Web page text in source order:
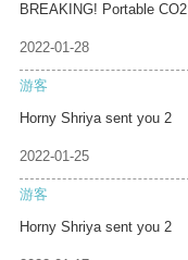
BREAKING! Portable CO2
2022-01-28
游客
Horny Shriya sent you 2
2022-01-25
游客
Horny Shriya sent you 2